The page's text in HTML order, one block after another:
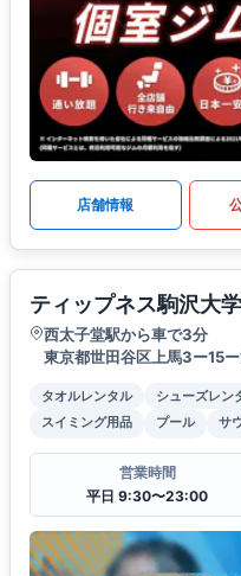
店舗情報
ティップネス駒沢大
西太子堂駅から車で3分
東京都世田谷区上馬3ー15
タオルレンタル シューズレン
スイミング用品
プール サ
営業時間
平日 9:30〜23:00